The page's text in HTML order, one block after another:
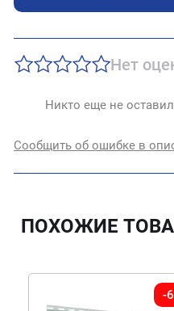
Нет
Никто еще не
Сообщить об ошибке в
ПОХОЖИЕ
-